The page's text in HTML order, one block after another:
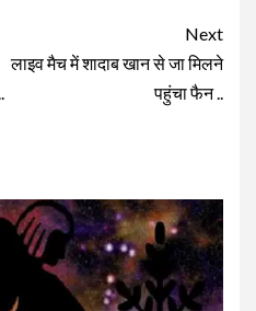
Next
लाइव मैच में शादाब खान से जा मिलने
पहुंचा फैन ..